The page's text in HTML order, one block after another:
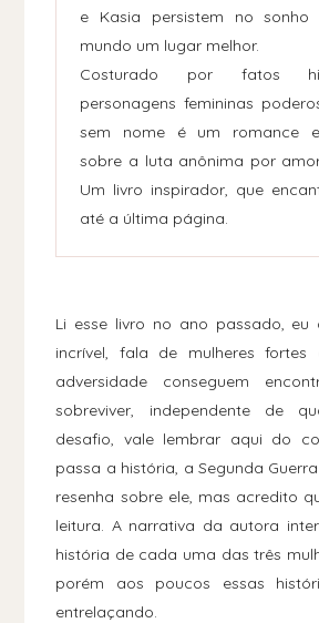
e Kasia persistem no
mundo um lugar melhor.
Costurado por fatos
personagens femininas
sem nome é um romance
sobre a luta anônima por
Um livro inspirador, que
até a última página.
Li esse livro no ano passado, eu
incrível, fala de mulheres fortes
adversidade conseguem
sobreviver, independente de
desafio, vale lembrar aqui do
passa a história, a Segunda
resenha sobre ele, mas acredito
leitura. A narrativa da autora
história de cada uma das três
porém aos poucos essas
entrelaçando.